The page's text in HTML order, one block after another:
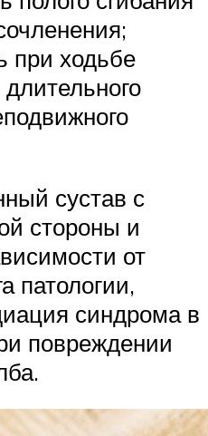
при ходьбе
сустав с
стороны и
от
патологии,
синдрома в
повреждении